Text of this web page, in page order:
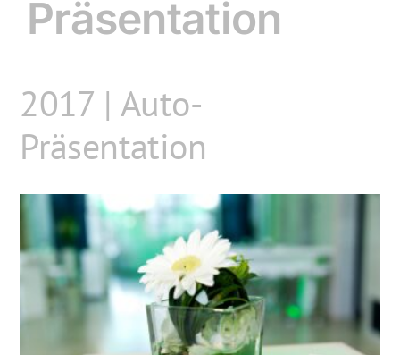
Präsentation
2017 | Auto-
Präsentation